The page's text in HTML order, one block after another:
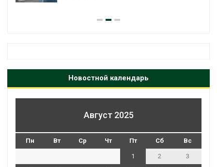
Новостной календарь
Август 2025
Пн Вт Ср Чт Пт Сб Вс
1 2 3